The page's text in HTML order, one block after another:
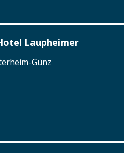
Laupheimer
Günz